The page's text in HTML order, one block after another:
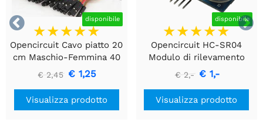

 disponibile
Opencircuit Cavo piatto 20
cm Maschio-Femmina 40
pezzi
€ 2,45 € 1,25
Visualizza prodotto
disponibile
Opencircuit HC-SR04
Modulo di rilevamento
della distanza ad
ultrasuoni
€ 2,- € 1,-
Visualizza prodotto